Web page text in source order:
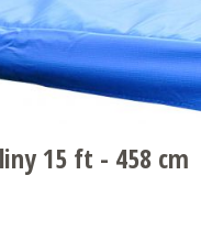
15 ft - 458 cm